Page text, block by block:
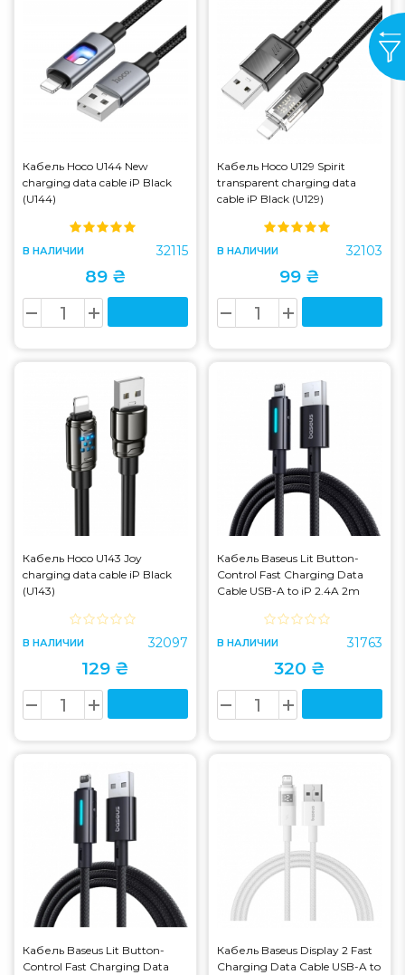
Кабель Hoco U144 New
charging data cable iP Black
(U144)
В НАЛИЧИИ 32115
89 ₴
Кабель Hoco U129 Spirit
transparent charging data
cable iP Black (U129)
В НАЛИЧИИ 32103
99 ₴
Кабель Hoco U143 Joy
charging data cable iP Black
(U143)
В НАЛИЧИИ 32097
129 ₴
Кабель Baseus Lit Button-
Control Fast Charging Data
Cable USB-A to iP 2.4A 2m
В НАЛИЧИИ 31763
320 ₴
Кабель Baseus Lit Button-
Control Fast Charging Data
Кабель Baseus Display 2 Fast
Charging Data Cable USB-A to